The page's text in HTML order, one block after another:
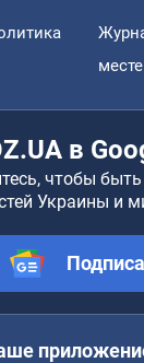
в
чтобы
Украины и